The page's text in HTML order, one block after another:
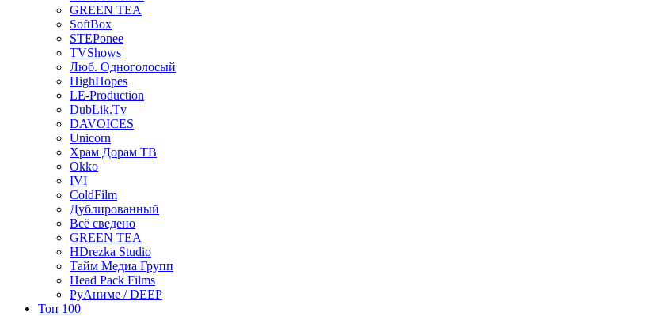
GREEN TEA
SoftBox
STEPonee
TVShows
Люб. Одноголосый
HighHopes
LE-Production
DubLik.Tv
DAVOICES
Unicorn
Храм Дорам ТВ
Okko
IVI
ColdFilm
Дублированный
Всё сведено
GREEN TEA
HDrezka Studio
Тайм Медиа Групп
Head Pack Films
РуАниме / DEEP
Топ 100